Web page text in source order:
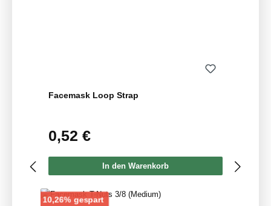
Facemask Loop Strap
Regulärer Preis:
0,52 €
In den Warenkorb
10,26% gespartRabatt